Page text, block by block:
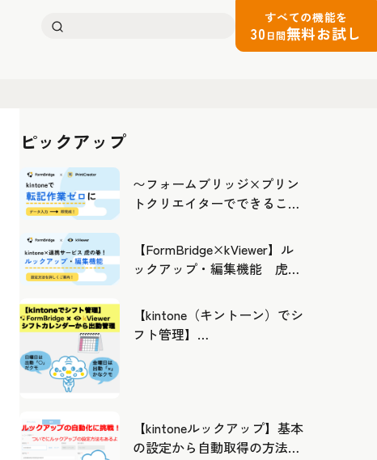
検
すべての機能を
30 日間無料お試し
ピックアップ
〜フォームブリッジ×プリン
トクリエイターでできるこ
よう
【FormBridge×kViewer】ル
ックアップ・編集機能 虎の
【kintone（キントーン）でシ
フト管理】
【kintoneルックアップ】基本
の設定から自動取得の方法ま